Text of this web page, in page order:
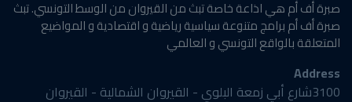
صبرة أف أم هي اذاعة خاصة تبث من القيروان من الوسط التونسي. تبث
صبرة أف أم برامج متنوعة سياسية رياضية و اقتصادية و المواضيع
المتعلقة بالواقع التونسي و العالمي
Address
3100شارع أبي زمعة البلوي - القيروان الشمالية - القيروان